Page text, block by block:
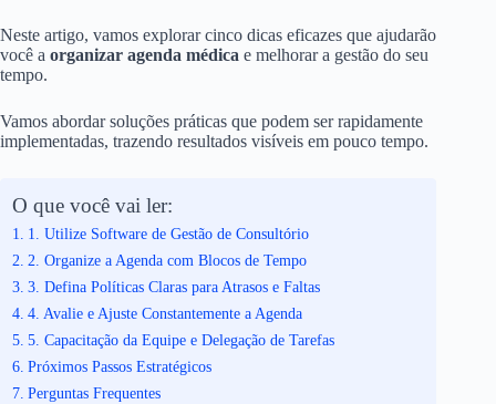
Neste artigo, vamos explorar cinco dicas eficazes que ajudarão
você a organizar agenda médica e melhorar a gestão do seu
tempo.
Vamos abordar soluções práticas que podem ser rapidamente
implementadas, trazendo resultados visíveis em pouco tempo.
O que você vai ler:
1. Utilize Software de Gestão de Consultório
2. Organize a Agenda com Blocos de Tempo
3. Defina Políticas Claras para Atrasos e Faltas
4. Avalie e Ajuste Constantemente a Agenda
5. Capacitação da Equipe e Delegação de Tarefas
Próximos Passos Estratégicos
Perguntas Frequentes